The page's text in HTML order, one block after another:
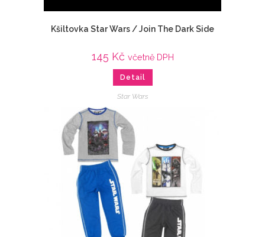
Kšiltovka Star Wars / Join The Dark Side
145 Kč včetně DPH
Detail
Star Wars